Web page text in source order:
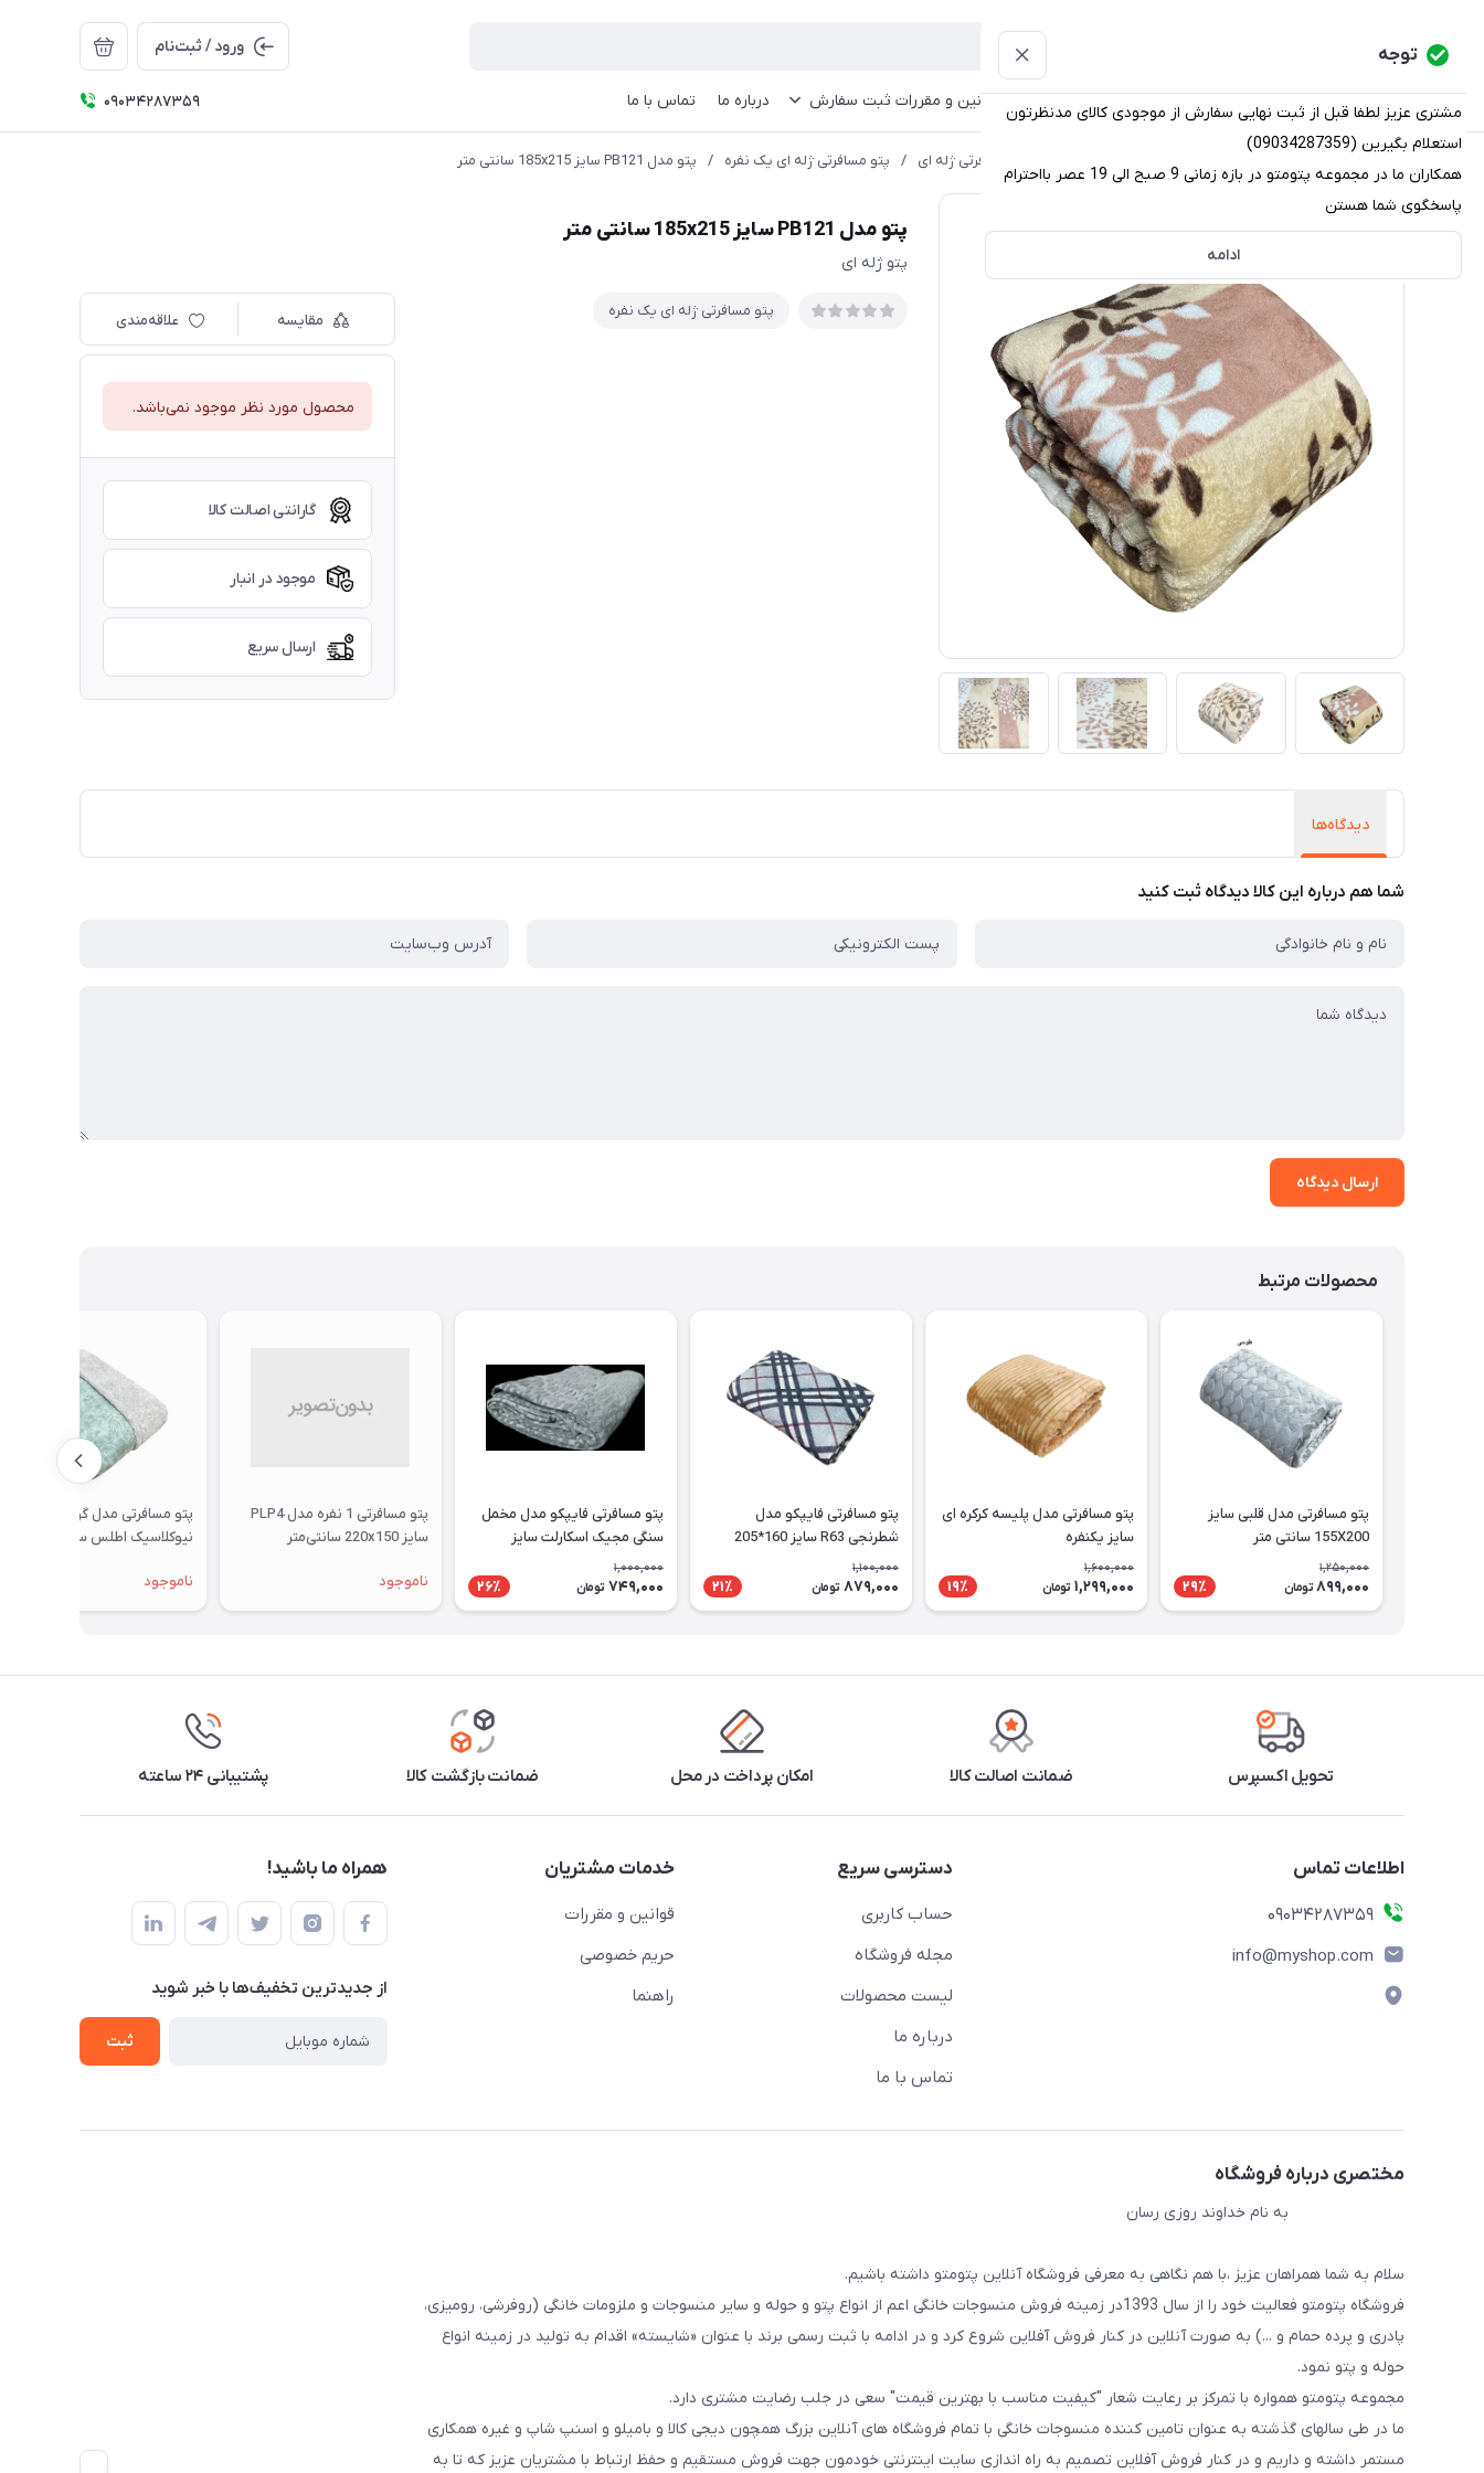
توجه
مشتری عزیز لطفا قبل از ثبت نهایی سفارش از موجودی کالای مدنظرتون
استعلام بگیرین (09034287359)
همکاران ما در مجموعه پتومتو در بازه زمانی 9 صبح الی 19 عصر بااحترام
پاسخگوی شما هستن
ادامه
ورود / ثبت‌نام
دسته‌بندی کالاها خانه دسته بندی محصولات قوانین و مقررات ثبت سفارش درباره ما تماس با ما 09034287359
پتو مسافرتی ژله ای / پتو مسافرتی ژله ای یک نفره / پتو مدل PB121 سایز 185x215 سانتی متر
پتو مدل PB121 سایز 185x215 سانتی متر
پتو ژله ای
پتو مسافرتی ژله ای یک نفره
مقایسه علاقه‌مندی
محصول مورد نظر موجود نمی‌باشد.
گارانتی اصالت کالا
موجود در انبار
ارسال سریع
دیدگاه‌ها
شما هم درباره این کالا دیدگاه ثبت کنید
ارسال دیدگاه
محصولات مرتبط
پتو مسافرتی مدل قلبی سایز
155X200 سانتی متر
1,250,000
899,000 تومان 29٪
پتو مسافرتی مدل پلیسه کرکره ای
سایز یکنفره
1,600,000
1,299,000 تومان 19٪
پتو مسافرتی فایپکو مدل
شطرنجی R63 سایز 160*205
سانتی متر
1,100,000
879,000 تومان 21٪
پتو مسافرتی فایپکو مدل مخمل
سنگی مجیک اسکارلت سایز
1,000,000
749,000 تومان 26٪
پتو مسافرتی 1 نفره مدل PLP4
سایز 220x150 سانتی‌متر
ناموجود
پتو مسافرتی مدل گوسفندی
نیوکلاسیک اطلس سایز یکنفره
ناموجود
تحویل اکسپرس ضمانت اصالت کالا امکان پرداخت در محل ضمانت بازگشت کالا پشتیبانی ۲۴ ساعته
اطلاعات تماس
09034287359
info@myshop.com
دسترسی سریع
حساب کاربری
مجله فروشگاه
لیست محصولات
درباره ما
تماس با ما
خدمات مشتریان
قوانین و مقررات
حریم خصوصی
راهنما
همراه ما باشید!
از جدید‌ترین تخفیف‌ها با‌ خبر شوید
ثبت
مختصری درباره فروشگاه
به نام خداوند روزی رسان
سلام به شما همراهان عزیز ،با هم نگاهی به معرفی فروشگاه آنلاین پتومتو داشته باشیم.
فروشگاه پتومتو فعالیت خود را از سال 1393در زمینه فروش منسوجات خانگی اعم از انواع پتو و حوله و سایر منسوجات و ملزومات خانگی (روفرشی، رومیزی،
پادری و پرده حمام و ...) به صورت آنلاین در کنار فروش آفلاین شروع کرد و در ادامه با ثبت رسمی برند با عنوان «شایسته» اقدام به تولید در زمینه انواع
حوله و پتو نمود.
مجموعه پتومتو همواره با تمرکز بر رعایت شعار "کیفیت مناسب با بهترین قیمت" سعی در جلب رضایت مشتری دارد.
ما در طی سالهای گذشته به عنوان تامین کننده منسوجات خانگی با تمام فروشگاه های آنلاین بزرگ همچون دیجی کالا و بامیلو و اسنپ شاپ و غیره همکاری
مستمر داشته و داریم و در کنار فروش آفلاین تصمیم به راه اندازی سایت اینترنتی خودمون جهت فروش مستقیم و حفظ ارتباط با مشتریان عزیز که تا به